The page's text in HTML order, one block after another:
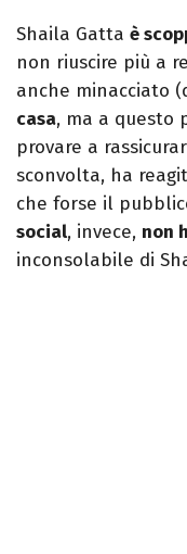
Shaila Gatta è
non riuscire più a
anche minacciato
casa, ma a questo
provare a
sconvolta, ha
che forse il
social, invece, non
inconsolabile di